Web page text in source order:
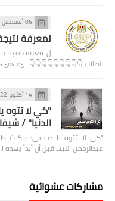
06 أغسطس 2022
لمعرفة نتيجة
الطلاب 👇👇👇👇👇👇👇👇👇 https://g12.emis.gov.eg/ وال…
14 أكتوبر 2022
"كي لا تتوه
الدنيا" /
"كي لا تتوه يا صاحبي: حكاية
عبدالرحمن الليث قبل أن أبدأ بهذه
مشاركات عشوائية